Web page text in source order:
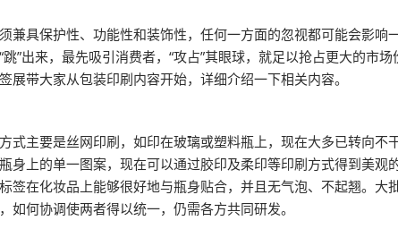
观众增值服务
酒店预定
具保护性、功能性和装饰性，任何一方面的忽视都可能会影响
”出来，最先吸引消费者，“攻占”其眼球，就足以抢占更大的市
带大家从包装印刷内容开始，详细介绍一下相关内容。
主要是丝网印刷，如印在玻璃或塑料瓶上，现在大多已转向不
身上的单一图案，现在可以通过胶印及柔印等印刷方式得到美
签在化妆品上能够很好地与瓶身贴合，并且无气泡、不起翘。
何协调使两者得以统一，仍需各方共同研发。